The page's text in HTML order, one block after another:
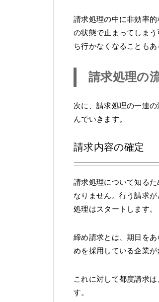
請求処理の中に非効率
の状態で止まってしま
ち行かなくなることもあ
請求処理の
次に、請求処理の一連
んでいきます。
請求内容の確定
請求処理について知る
なりません。行う請求
処理はスタートします。
締め請求とは、期日を
めを採用している企業
これに対して都度請求
す。